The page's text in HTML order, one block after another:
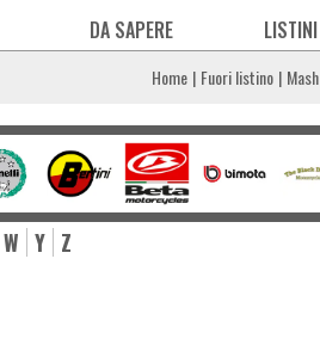
DA SAPERE LISTINI
Home Fuori listino Mash
W Y Z